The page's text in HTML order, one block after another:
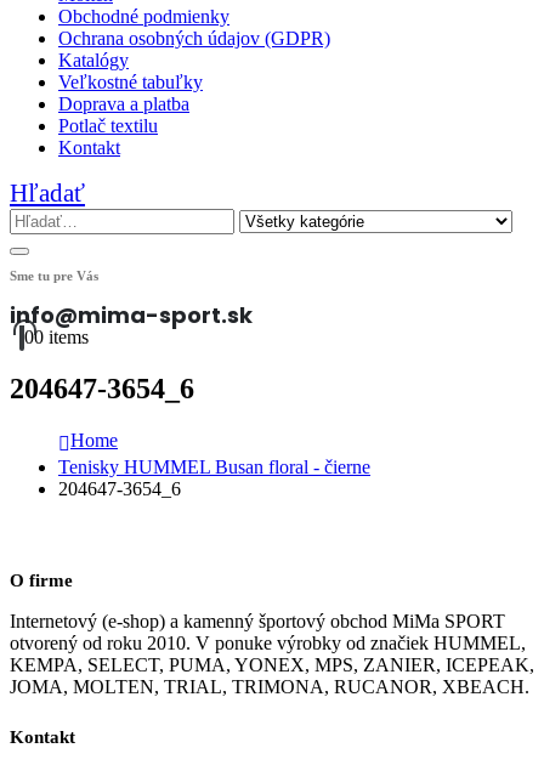
Obchodné podmienky
Ochrana osobných údajov (GDPR)
Katalógy
Veľkostné tabuľky
Doprava a platba
Potlač textilu
Kontakt
Hľadať
Sme tu pre Vás
info@mima-sport.sk
00 items
204647-3654_6
Home
Tenisky HUMMEL Busan floral - čierne
204647-3654_6
O firme
Internetový (e-shop) a kamenný športový obchod MiMa SPORT
otvorený od roku 2010. V ponuke výrobky od značiek HUMMEL,
KEMPA, SELECT, PUMA, YONEX, MPS, ZANIER, ICEPEAK,
JOMA, MOLTEN, TRIAL, TRIMONA, RUCANOR, XBEACH.
Kontakt